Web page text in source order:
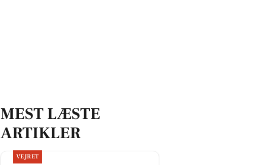
MEST LÆSTE
ARTIKLER
VEJRET